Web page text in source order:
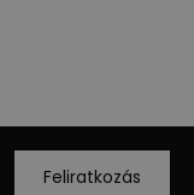
Feliratkozás